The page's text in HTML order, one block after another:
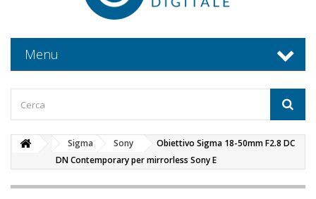
Menu
Sigma Sony
Obiettivo Sigma 18-50mm F2.8 DC
DN Contemporary per mirrorless Sony E